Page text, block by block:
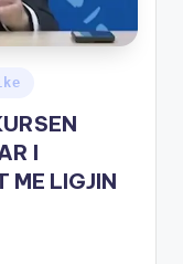
I
ME LIGJIN